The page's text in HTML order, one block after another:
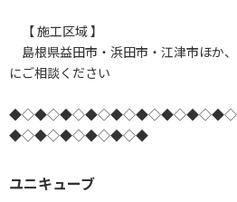
【 施工区域 】
島根県益田市・浜田市・江津市ほか
にご相談ください
◆◇◆◇◆◇◆◇◆◇◆
ユニキューブ